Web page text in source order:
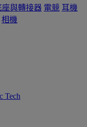
與轉接器 電競 耳機
相機
Tech